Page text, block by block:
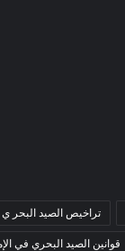
تراخيص الصيد البحر
قوانين الصيد البحري في